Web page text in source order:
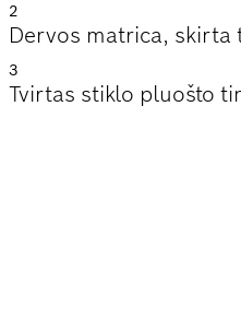
2
Dervos matrica,
3
Tvirtas stiklo pluošto